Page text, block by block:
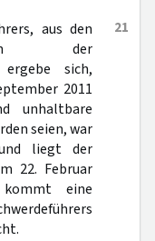
21
aus den
der
ergebe sich,
2011
unhaltbare
seien, war
und liegt der
22. Februar
eine